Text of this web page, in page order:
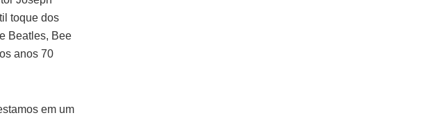
toque dos
Beatles, Bee
anos 70
em um